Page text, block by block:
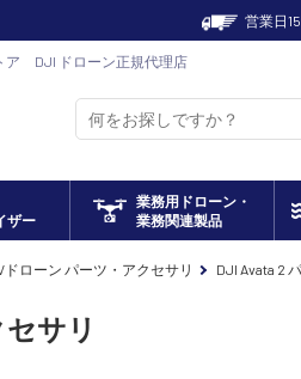
営業日
ア DJI ドローン正規代理店
ザー
業務用ドローン・
業務関連製品
ドローン パーツ・アクセサリ DJI Avata 2
サリ